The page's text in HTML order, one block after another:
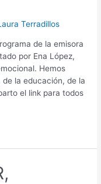
Terradillos
de la emisora
por Ena López,
Hemos
la educación, de la
el link para todos